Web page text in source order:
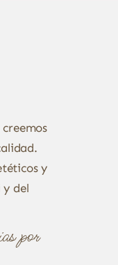
y
y del
por